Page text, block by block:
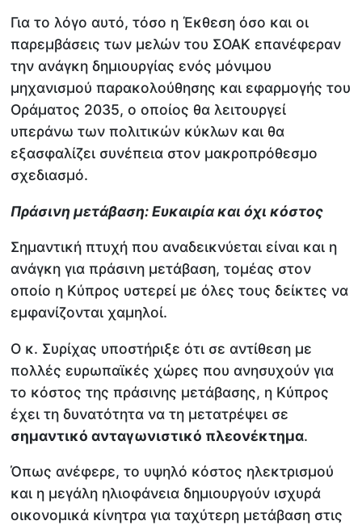
Για το λόγο αυτό, τόσο η Έκθεση όσο και οι
παρεμβάσεις των μελών του ΣΟΑΚ επανέφεραν
την ανάγκη δημιουργίας ενός μόνιμου
μηχανισμού παρακολούθησης και εφαρμογής του
Οράματος 2035, ο οποίος θα λειτουργεί
υπεράνω των πολιτικών κύκλων και θα
εξασφαλίζει συνέπεια στον μακροπρόθεσμο
σχεδιασμό.
Πράσινη μετάβαση: Ευκαιρία και όχι κόστος
Σημαντική πτυχή που αναδεικνύεται είναι και η
ανάγκη για πράσινη μετάβαση, τομέας στον
οποίο η Κύπρος υστερεί με όλες τους δείκτες να
εμφανίζονται χαμηλοί.
Ο κ. Συρίχας υποστήριξε ότι σε αντίθεση με
πολλές ευρωπαϊκές χώρες που ανησυχούν για
το κόστος της πράσινης μετάβασης, η Κύπρος
έχει τη δυνατότητα να τη μετατρέψει σε
σημαντικό ανταγωνιστικό πλεονέκτημα.
Όπως ανέφερε, το υψηλό κόστος ηλεκτρισμού
και η μεγάλη ηλιοφάνεια δημιουργούν ισχυρά
οικονομικά κίνητρα για ταχύτερη μετάβαση στις